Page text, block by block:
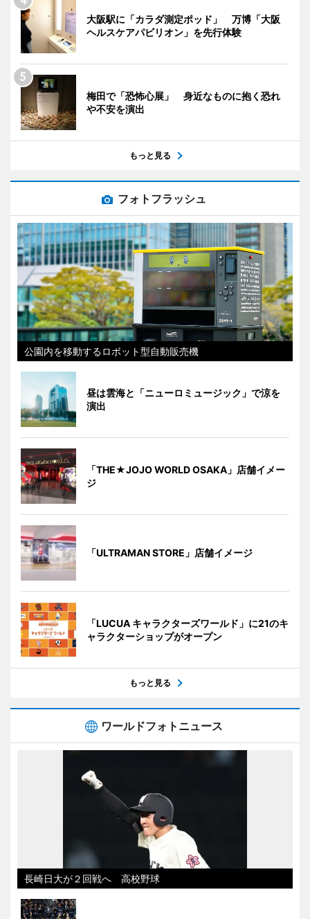
大阪駅に「カラダ測定ポッド」 万博「大阪
ヘルスケアパビリオン」を先行体験
梅田で「恐怖心展」 身近なものに抱く恐れ
や不安を演出
もっと見る
フォトフラッシュ
公園内を移動するロボット型自動販売機
昼は雲海と「ニューロミュージック」で涼を
演出
「THE★JOJO WORLD OSAKA」店舗イメー
ジ
「ULTRAMAN STORE」店舗イメージ
「LUCUA キャラクターズワールド」に21のキ
ャラクターショップがオープン
もっと見る
ワールドフォトニュース
長崎日大が２回戦へ 高校野球